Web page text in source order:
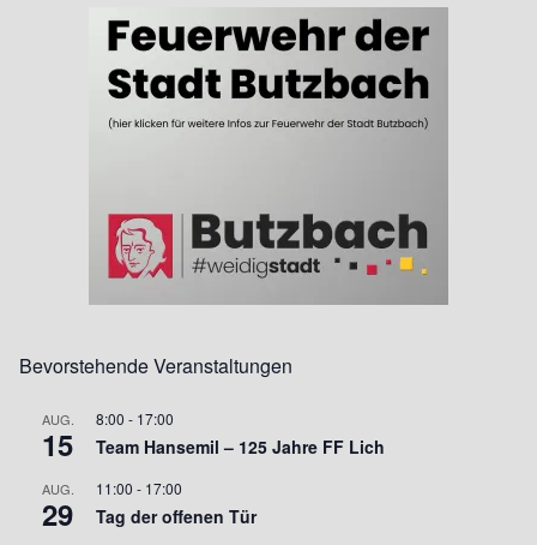
Bevorstehende Veranstaltungen
AUG.
15
8:00 - 17:00
Team Hansemil – 125 Jahre FF Lich
AUG.
29
11:00 - 17:00
Tag der offenen Tür